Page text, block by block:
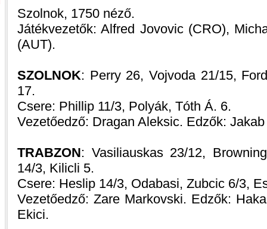
Szolnok, 1750 néző.
Játékvezetők: Alfred Jovovic (CRO),
(AUT).
SZOLNOK: Perry 26, Vojvoda 21/15,
17.
Csere: Phillip 11/3, Polyák, Tóth Á. 6.
Vezetőedző: Dragan Aleksic. Edzők:
TRABZON: Vasiliauskas 23/12,
14/3, Kilicli 5.
Csere: Heslip 14/3, Odabasi, Zubcic 6/3,
Vezetőedző: Zare Markovski. Edzők:
Ekici.